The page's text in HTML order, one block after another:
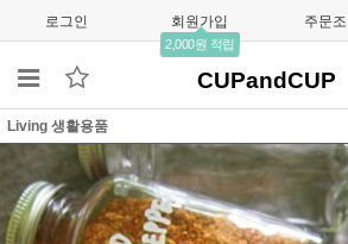
로그인 회원가입
2,000원 적립
주문조
CUPandCUP
Living 생활용품